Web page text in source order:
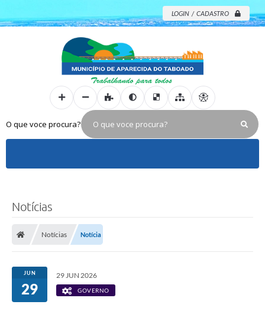
LOGIN / CADASTRO
O que voce procura?
Notícias
Notícias Notícia
JUN
29
29 JUN 2026
GOVERNO